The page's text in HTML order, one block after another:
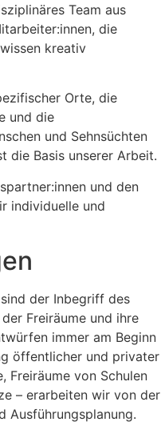
Team aus
die
kreativ
Orte, die
und die
und Sehnsüchten
die Basis unserer Arbeit.
und den
individuelle und
der Inbegriff des
Freiräume und ihre
immer am Beginn
öffentlicher und privater
Freiräume von Schulen
– erarbeiten wir von der
Aus­führungs­planung.